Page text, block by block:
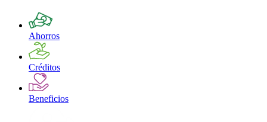
Ahorros
Créditos
Beneficios